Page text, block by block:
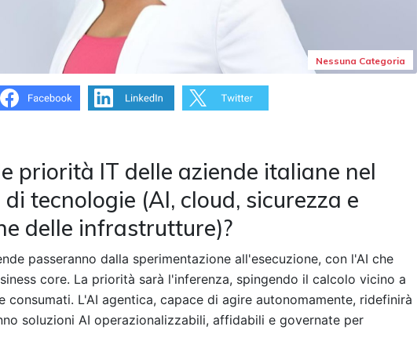
Nessuna Categoria
priorità IT delle aziende italiane nel
tecnologie (AI, cloud, sicurezza e
delle infrastrutture)?
passeranno dalla sperimentazione all'esecuzione, con l'AI che
core. La priorità sarà l'inferenza, spingendo il calcolo vicino a
consumati. L'AI agentica, capace di agire autonomamente, ridefinirà
soluzioni AI operazionalizzabili, affidabili e governate per